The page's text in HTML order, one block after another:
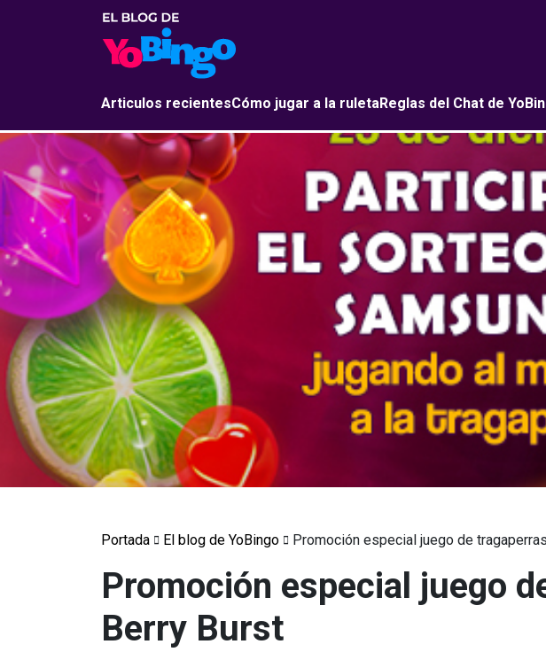
Articulos recientesCómo jugar a la ruletaReglas del Chat de
Portada El blog de YoBingo Promoción especial juego de
Promoción especial juego
Berry Burst